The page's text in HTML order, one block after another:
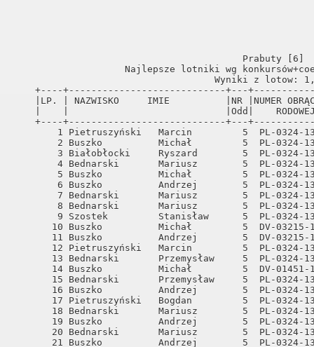
+----
|LP. | NAZWISKO     IMIE
|    |
+----
1 Pietruszyński
2 Buszko
3 Białobłocki
4 Bednarski
5 Buszko
6 Buszko
7 Bednarski
8 Bednarski
9 Szostek
10 Buszko
11 Buszko
12 Pietruszyński
13 Bednarski
14 Buszko
15 Bednarski
16 Buszko
17 Pietruszyński
18 Bednarski
19 Buszko
20 Bednarski
21 Buszko